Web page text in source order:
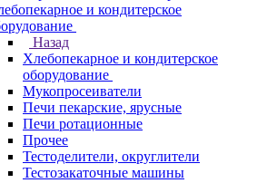
и кондитерское
Назад
Хлебопекарное и кондитерское
оборудование
Мукопросеиватели
Печи пекарские, ярусные
Печи ротационные
Прочее
Тестоделители, округлители
Тестозакаточные машины